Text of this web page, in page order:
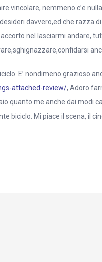
vincolare, nemmeno c’e
davvero,ed che razza
nel lasciarmi andare,
E’ nondimeno grazioso
attached-review/, Adoro
quanto me anche dai modi
biciclo. Mi piace il scena, il